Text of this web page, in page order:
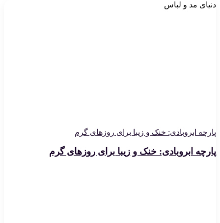
دنیای مد و لباس
پارچه ابروبادی: خنک و زیبا برای روزهای گرم
پارچه ابروبادی: خنک و زیبا برای روزهای گرم